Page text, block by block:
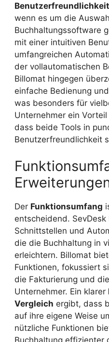
Benutzerfreundlichkeit
wenn es um die
Buchhaltungssoftware
mit einer intuitiven
umfangreichen
der vollautomatischen
Billomat hingegen
einfache Bedienung
was besonders für
Unternehmer ein
dass beide Tools in
Benutzerfreundlichkeit
Der Funktionsumfang
entscheidend.
Schnittstellen und
die die Buchhaltung in
erleichtern. Billomat
Funktionen, fokussiert
die Fakturierung und
Unternehmer. Ein klarer
Vergleich ergibt, dass
auf ihre eigene Weise
nützliche Funktionen